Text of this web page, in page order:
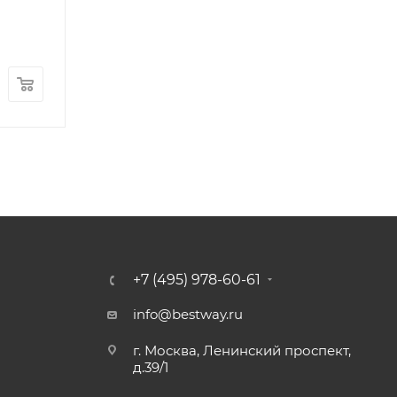
+7 (495) 978-60-61
info@bestway.ru
г. Москва, Ленинский проспект,
д.39/1